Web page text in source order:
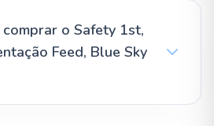
o Safety 1st,
Feed, Blue Sky